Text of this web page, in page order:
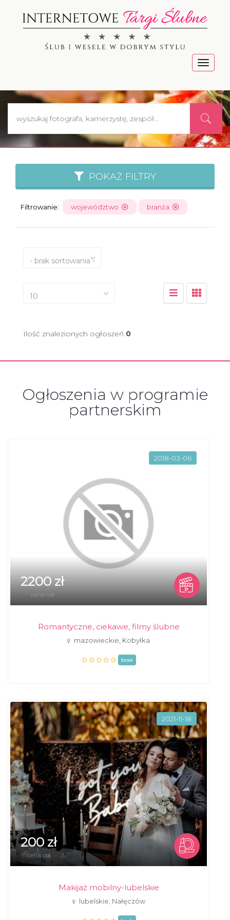
Menu
POKAŻ FILTRY
Filtrowanie: województwo branża
- brak sortowania -
10
Ilość znalezionych ogłoszeń 0
Ogłoszenia w programie
partnerskim
2018-03-06
2200 zł
cena od
Romantyczne, ciekawe, filmy ślubne
mazowieckie, Kobyłka
brak
2021-11-18
200 zł
cena od
Makijaż mobilny-lubelskie
lubelskie, Nałęczów